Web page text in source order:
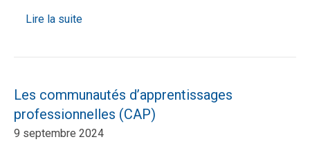
Lire la suite
Les communautés d’apprentissages
professionnelles (CAP)
9 septembre 2024